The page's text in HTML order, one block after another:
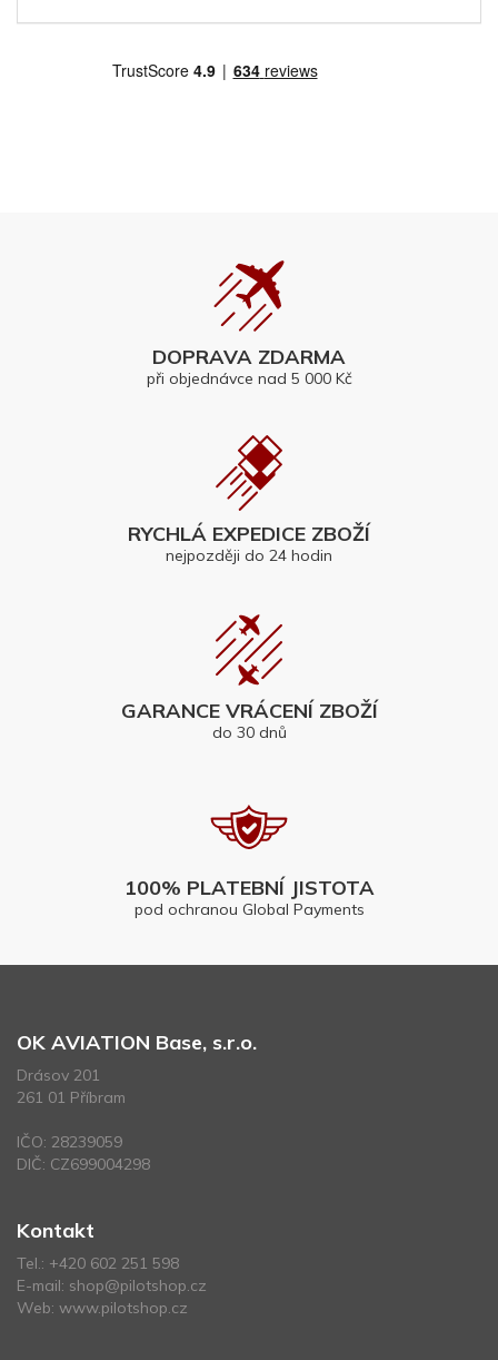
DOPRAVA ZDARMA
při objednávce nad 5 000 Kč
RYCHLÁ EXPEDICE ZBOŽÍ
nejpozději do 24 hodin
GARANCE VRÁCENÍ ZBOŽÍ
do 30 dnů
100% PLATEBNÍ JISTOTA
pod ochranou Global Payments
OK AVIATION Base, s.r.o.
Drásov 201
261 01 Příbram
IČO: 28239059
DIČ: CZ699004298
Kontakt
Tel.: +420 602 251 598
E-mail: shop@pilotshop.cz
Web: www.pilotshop.cz